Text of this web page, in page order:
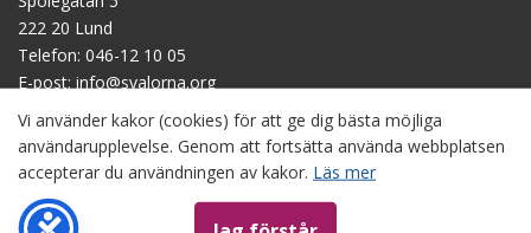
222 20 Lund
Telefon: 046-12 10 05
E-post:info@svalorna.org
Swish: 90 123 45
Plusgiro: 90 1234-5
Bankgiro: 901-2345
Copyright © Svalorna Indien Bangladesh, om inget annat anges.
Vi använder kakor (cookies) för att ge dig bästa möjliga
användarupplevelse. Genom att fortsätta använda webbplatsen
accepterar du användningen av kakor. Läs mer